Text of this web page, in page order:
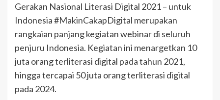
Gerakan Nasional Literasi Digital 2021 – untuk
Indonesia #MakinCakapDigital merupakan
rangkaian panjang kegiatan webinar di seluruh
penjuru Indonesia. Kegiatan ini menargetkan 10
juta orang terliterasi digital pada tahun 2021,
hingga tercapai 50 juta orang terliterasi digital
pada 2024.